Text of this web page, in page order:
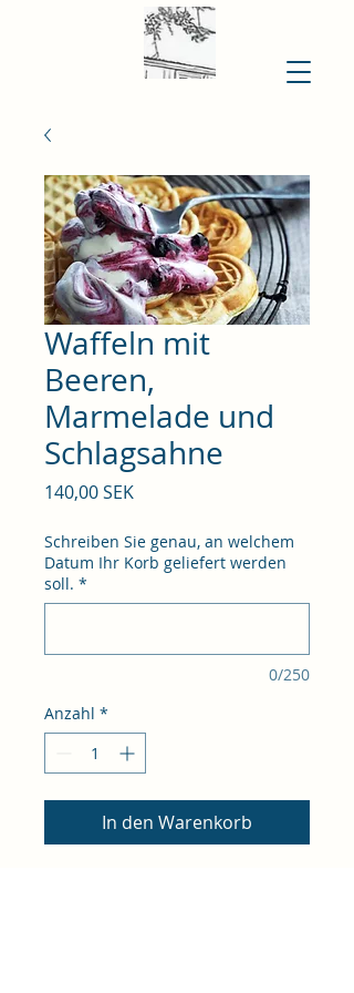
Waffeln mit
Beeren,
Marmelade und
Schlagsahne
140,00 SEKPreis
Schreiben Sie genau, an welchem
Datum Ihr Korb geliefert werden
soll. *
0/250
Anzahl *
In den Warenkorb